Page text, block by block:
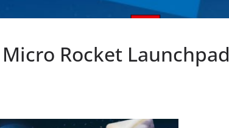
Micro Rocket Launchpad